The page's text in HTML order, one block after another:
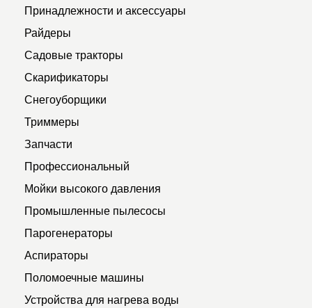
Принадлежности и аксессуары
Райдеры
Садовые тракторы
Скарификаторы
Снегоуборщики
Триммеры
Запчасти
Профессиональный
Мойки высокого давления
Промышленные пылесосы
Парогенераторы
Аспираторы
Поломоечные машины
Устройства для нагрева воды